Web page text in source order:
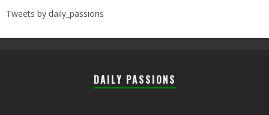
Tweets by daily_passions
DAILY PASSIONS